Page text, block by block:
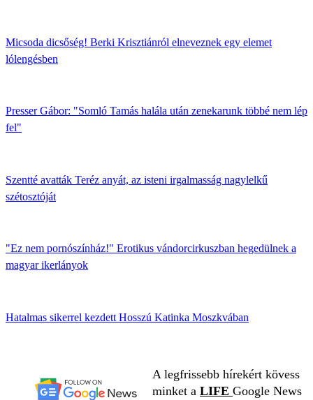
Micsoda dicsőség! Berki Krisztiánról elneveznek egy elemet
lólengésben
Presser Gábor: "Somló Tamás halála után zenekarunk többé nem lép
fel"
Szentté avatták Teréz anyát, az isteni irgalmasság nagylelkű
szétosztóját
"Ez nem pornószínház!" Erotikus vándorcirkuszban hegedülnek a
magyar ikerlányok
Hatalmas sikerrel kezdett Hosszú Katinka Moszkvában
A legfrissebb hírekért kövess
minket a LIFE Google News